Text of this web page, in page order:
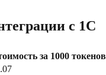
с 1С
за 1000 токенов